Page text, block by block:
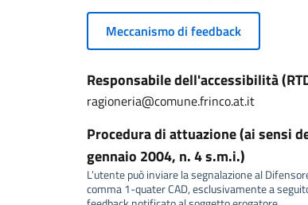
Meccanismo di feedback
Responsabile dell'accessibilità
ragioneria@comune.frinco.at.it
Procedura di attuazione (ai sensi
gennaio 2004, n. 4 s.m.i.)
L’utente può inviare la segnalazione al
comma 1-quater CAD, esclusivamente a